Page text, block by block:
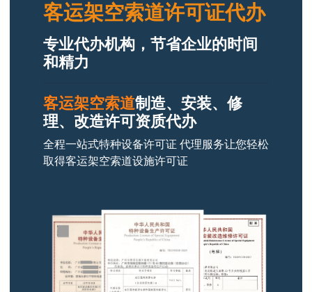
客运架空索道许可证代办
专业代办机构，节省企业的时间
和精力
客运架空索道制造、安装、修
理、改造许可资质代办
全程一站式特种设备许可证 代理服务让您轻松
取得客运架空索道设施许可证